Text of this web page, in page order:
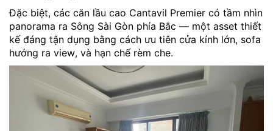
Đặc biệt, các căn lầu cao Cantavil Premier có tầm nhìn
panorama ra Sông Sài Gòn phía Bắc — một asset thiết
kế đáng tận dụng bằng cách ưu tiên cửa kính lớn, sofa
hướng ra view, và hạn chế rèm che.